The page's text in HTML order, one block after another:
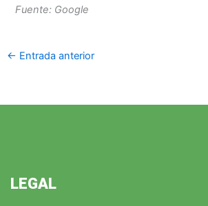
Fuente: Google
← Entrada anterior
LEGAL